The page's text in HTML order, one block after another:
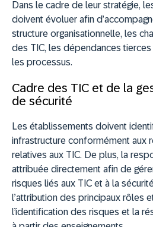
Dans le cadre de leur stratégie,
doivent évoluer afin
structure organisationnelle, les
des TIC, les dépendances
les processus.
Cadre des TIC et de la
de sécurité
Les établissements doivent
infrastructure conformément aux
relatives aux TIC. De plus, la
attribuée directement afin de
risques liés aux TIC et à la
l’attribution des principaux rôles
l’identification des risques et la